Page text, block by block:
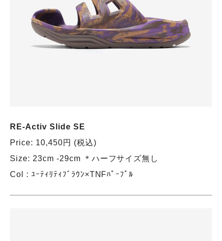
RE-Activ Slide SE
Price: 10,450円 (税込)
Size: 23cm -29cm ＊ハーフサイズ無し
Col : ﾕｰﾃｨﾘﾃｨﾌﾞﾗｳﾝ×TNFﾊﾟｰﾌﾟﾙ